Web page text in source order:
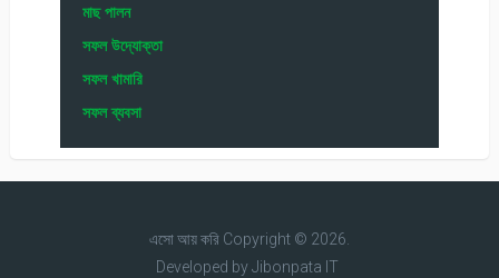
মাছ পালন
সফল উদ্যোক্তা
সফল খামারি
সফল ব্যবসা
এসো আয় করিCopyright © 2026.
Developed byJibonpata IT